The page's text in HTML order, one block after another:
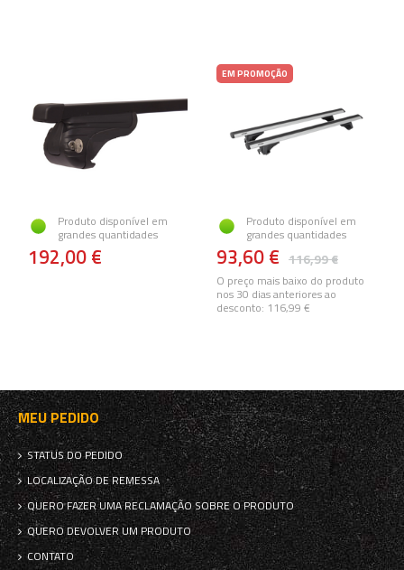
Produto disponível em
grandes quantidades
192,00 €
EM PROMOÇÃO
Produto disponível em
grandes quantidades
116,99 €
93,60 €
O preço mais baixo do produto
nos 30 dias anteriores ao
desconto: 116,99 €
MEU PEDIDO
STATUS DO PEDIDO
LOCALIZAÇÃO DE REMESSA
QUERO FAZER UMA RECLAMAÇÃO SOBRE O PRODUTO
QUERO DEVOLVER UM PRODUTO
CONTATO